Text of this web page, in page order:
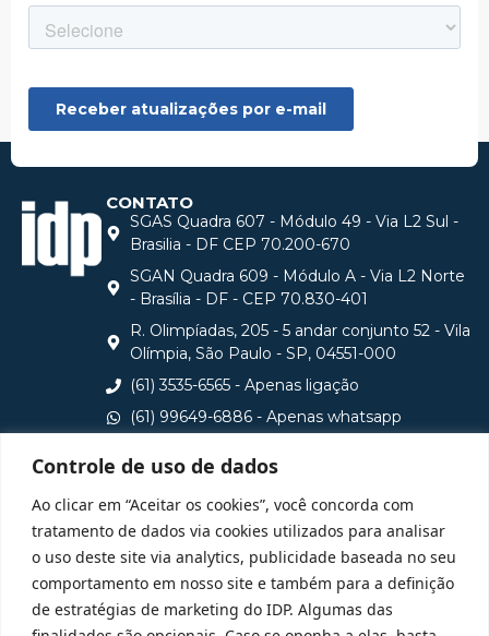
Controle de uso de dados
Ao clicar em “Aceitar os cookies”, você concorda com
tratamento de dados via cookies utilizados para analisar
o uso deste site via analytics, publicidade baseada no seu
comportamento em nosso site e também para a definição
de estratégias de marketing do IDP. Algumas das
CONTATO
SGAS Quadra 607 - Módulo 49 - Via L2 Sul -
Brasilia - DF CEP 70.200-670
SGAN Quadra 609 - Módulo A - Via L2 Norte
- Brasília - DF - CEP 70.830-401
R. Olimpíadas, 205 - 5 andar conjunto 52 - Vila
Olímpia, São Paulo - SP, 04551-000
(61) 3535-6565 - Apenas ligação
(61) 99649-6886 - Apenas whatsapp
Consulte aqui o cadastro da Instituição no Sistema e-
MEC